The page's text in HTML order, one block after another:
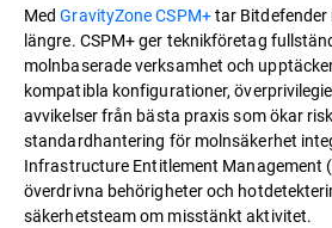
MedGravityZone CSPM+tar Bitdefender
längre. CSPM+ ger teknikföretag
molnbaserade verksamhet och
kompatibla konfigurationer,
avvikelser från bästa praxis som ökar
standardhantering för molnsäkerhet
Infrastructure Entitlement Management
överdrivna behörigheter och
säkerhetsteam om misstänkt aktivitet.